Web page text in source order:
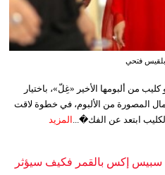
بلقيس فتحي
من ألبومها الأخير «غِلّ»، باختيار
المصورة من الألبوم، في خطوة لاقت
ابتعد عن الفك�... المزيد
إكس بالقمر فكيف سيؤثر